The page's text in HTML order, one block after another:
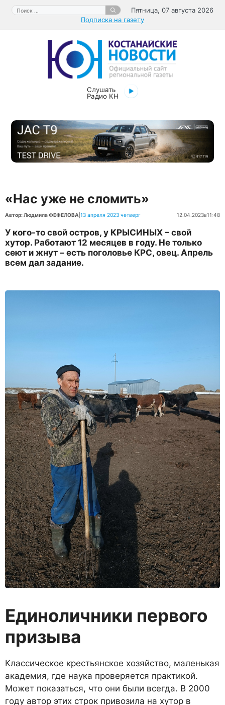
Перейти
содержимому
Поиск:
Пятница, 07 августа 2026
Подписка на газету
Слушать
Радио КН
«Нас уже не сломить»
Автор: Людмила ФЕФЕЛОВА 13 апреля 2023 четверг 12.04.2023в11:48
У кого-то свой остров, у КРЫСИНЫХ – свой
хутор. Работают 12 месяцев в году. Не только
сеют и жнут – есть поголовье КРС, овец. Апрель
всем дал задание.
Единоличники первого
призыва
Классическое крестьянское хозяйство, маленькая
академия, где наука проверяется практи­кой.
Может показаться, что они были всегда. В 2000
году автор этих строк привозила на хутор в